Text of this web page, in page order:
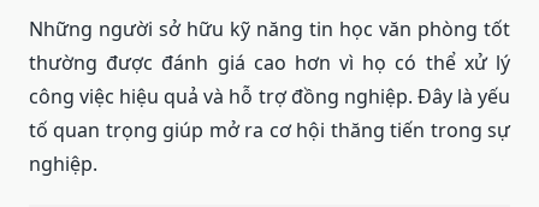
Những người sở hữu kỹ năng tin học văn phòng tốt
thường được đánh giá cao hơn vì họ có thể xử lý
công việc hiệu quả và hỗ trợ đồng nghiệp. Đây là yếu
tố quan trọng giúp mở ra cơ hội thăng tiến trong sự
nghiệp.